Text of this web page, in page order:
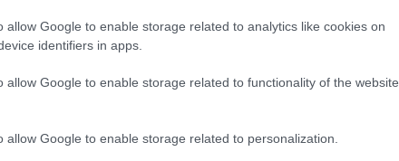
allow Google to enable storage related to analytics like cookies on
identifiers in apps.
allow Google to enable storage related to functionality of the website
allow Google to enable storage related to personalization.
constantes. Además, la seguridad en las
deben considerar. El fraude y el robo son
un enfoque prudente.